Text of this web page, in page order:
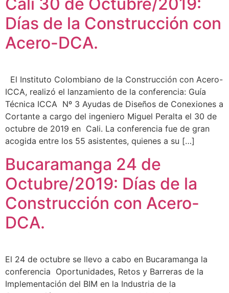
Cali 30 de Octubre/2019:
Días de la Construcción con
Acero-DCA.
El Instituto Colombiano de la Construcción con Acero-
ICCA, realizó el lanzamiento de la conferencia: Guía
Técnica ICCA Nº 3 Ayudas de Diseños de Conexiones a
Cortante a cargo del ingeniero Miguel Peralta el 30 de
octubre de 2019 en Cali. La conferencia fue de gran
acogida entre los 55 asistentes, quienes a su […]
Bucaramanga 24 de
Octubre/2019: Días de la
Construcción con Acero-
DCA.
El 24 de octubre se llevo a cabo en Bucaramanga la
conferencia Oportunidades, Retos y Barreras de la
Implementación del BIM en la Industria de la